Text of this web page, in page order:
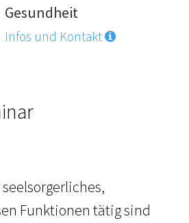
Gesundheit
Infos und Kontakt
Funktionen tätig sind